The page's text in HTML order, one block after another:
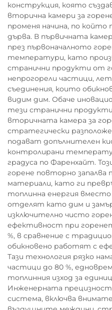
конструкция, която
вторична камери за
променя начина, по
дърва. В първичната
през първоначалното
температури, като
странични продукти от
непрогорели частици,
съединения, които
видим дим. Обаче
тези странични продукти
вторичната камера за
стратегически
подават допълнителен
контролирани
градуса по Фаренхайт.
горене повторно
материали, като ги
топлинна енергия вместо
отделят като дим и
изключително чисто
ефективност при
%, в сравнение с
обикновено работят с
Тази технология рязко
частици до 80 %,
топлинния изход за
Инженерната
система, включва